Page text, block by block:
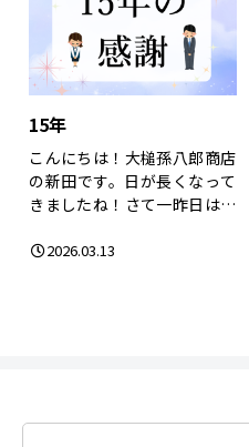
15年
こんにちは！大槌孫八郎商店
の新田です。日が長くなって
きましたね！さて一昨日は東
2026.03.13